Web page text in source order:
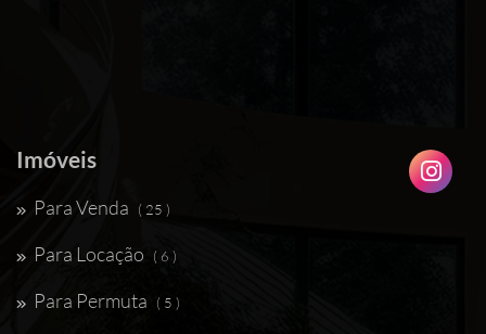
Imóveis
Para Venda ( 25 )
Para Locação ( 6 )
Para Permuta ( 5 )